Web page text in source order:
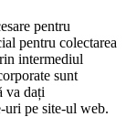
pentru
pentru colectarea
intermediul
sunt
va dați
uri pe site-ul web.